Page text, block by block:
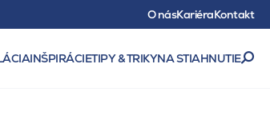
O násKariéraKontakt
INŠPIRÁCIETIPY & TRIKYNA STIAHNUTIE